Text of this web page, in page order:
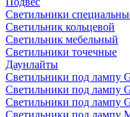
Светильники
Светильник кольцевой
Светильник мебельный
Светильники точечные
Даунлайты
Светильники под лампу
Светильники под лампу
Светильники под лампу
Светильники под лампу